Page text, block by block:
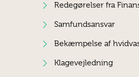
Redegørelser fra
Samfundsansvar
Bekæmpelse af
Klagevejledning